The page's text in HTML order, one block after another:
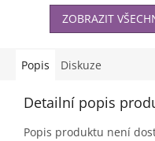
ZOBRAZIT
Popis Diskuze
Detailní popis
Popis produktu není